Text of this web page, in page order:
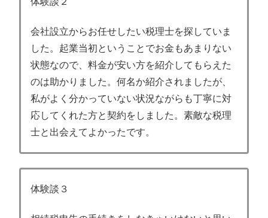
会社設立からお任せしたい税理士を探していま
した。起業当初ということでお金もあまりない
状態なので、料金が安い方を紹介してもらえた
のは助かりました。何名か紹介されましたが、
私がよく分かっていない状況ながらも丁寧に対
応してくれた方と契約をしました。素敵な税理
士と出会えてよかったです。
体験談３